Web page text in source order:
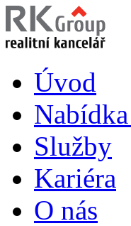
Úvod
Služby
Kariéra
O nás